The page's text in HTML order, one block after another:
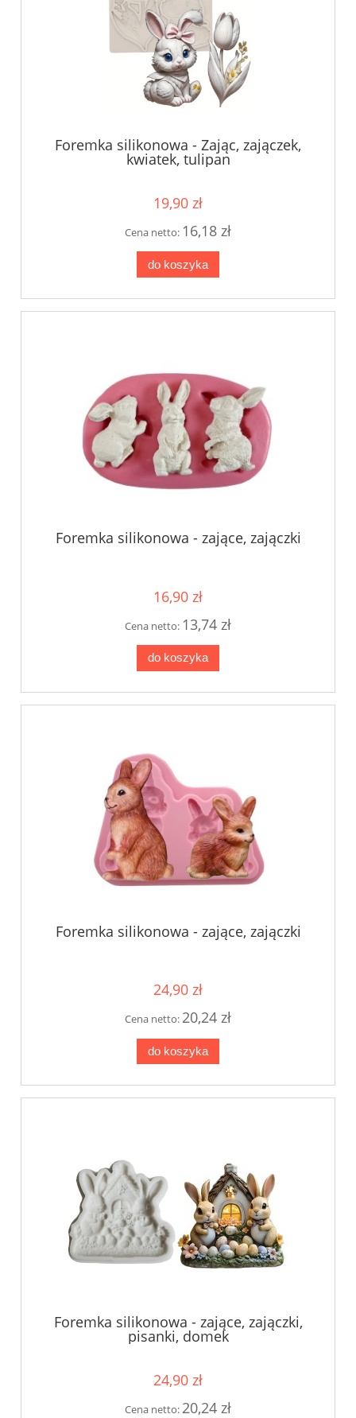
Foremka silikonowa - Zając, zajączek,
kwiatek, tulipan
19,90 zł
Cena netto: 16,18 zł
do koszyka
Foremka silikonowa - zające, zajączki
16,90 zł
Cena netto: 13,74 zł
do koszyka
Foremka silikonowa - zające, zajączki
24,90 zł
Cena netto: 20,24 zł
do koszyka
Foremka silikonowa - zające, zajączki,
pisanki, domek
24,90 zł
Cena netto: 20,24 zł